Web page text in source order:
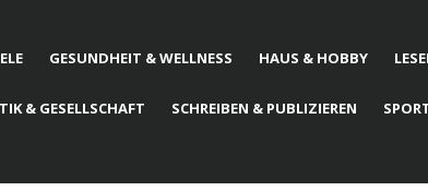
GESUNDHEIT & WELLNESS HAUS & HOBBY
& GESELLSCHAFT SCHREIBEN & PUBLIZIEREN